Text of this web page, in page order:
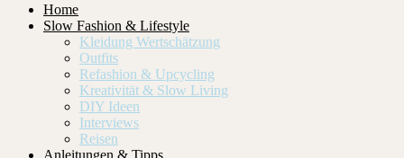
Home
Slow Fashion & Lifestyle
Kleidung Wertschätzung
Outfits
Refashion & Upcycling
Kreativität & Slow Living
DIY Ideen
Interviews
Reisen
Anleitungen & Tipps